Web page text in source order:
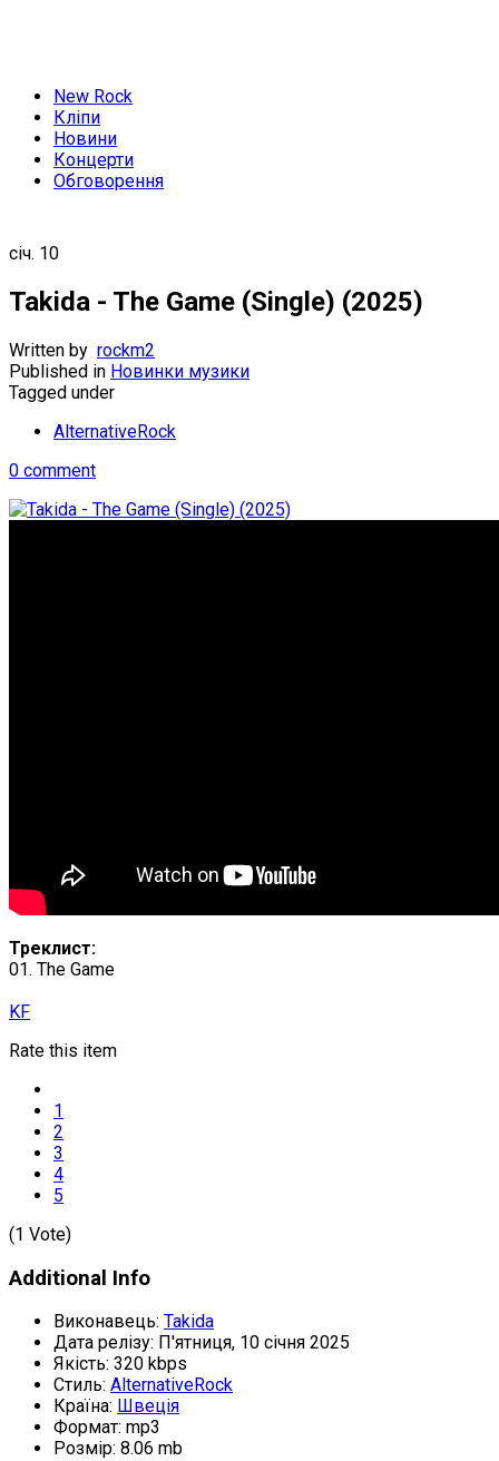
New Rock
Кліпи
Новини
Концерти
Обговорення
січ. 10
Takida - The Game (Single) (2025)
Written by rockm2
Published in Новинки музики
Tagged under
AlternativeRock
0 comment
Треклист:
01. The Game
KF
Rate this item
1
2
3
4
5
(1 Vote)
Additional Info
Виконавець: Takida
Дата релізу: П'ятниця, 10 січня 2025
Якість: 320 kbps
Стиль: AlternativeRock
Країна: Швеція
Формат: mp3
Розмір: 8.06 mb